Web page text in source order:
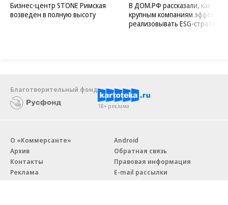
Бизнес-центр STONE Римская
возведен в полную высоту
В ДОМ.РФ рассказали, как
крупным компаниям
реализовывать ESG-стратегию
Благотворительный фонд
18+ реклама
О «Коммерсанте»
Архив
Контакты
Реклама
Android
Обратная связь
Правовая информация
E-mail рассылки